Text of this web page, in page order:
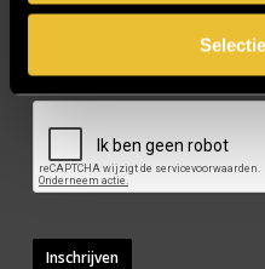
CAPTCHA
Inschrijven